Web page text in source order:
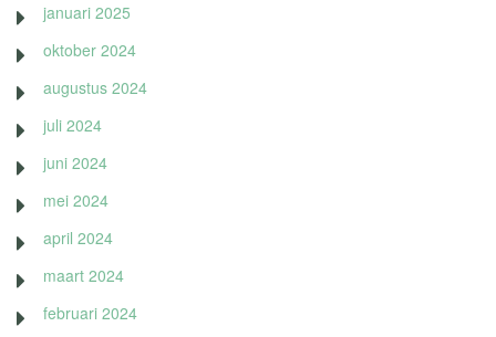
januari 2025
oktober 2024
augustus 2024
juli 2024
juni 2024
mei 2024
april 2024
maart 2024
februari 2024